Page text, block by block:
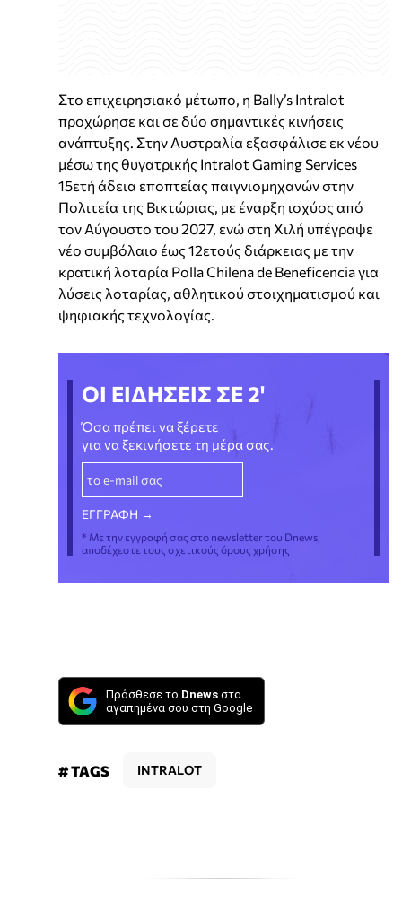
Στο επιχειρησιακό μέτωπο, η Bally’s Intralot
προχώρησε και σε δύο σημαντικές κινήσεις
ανάπτυξης. Στην Αυστραλία εξασφάλισε εκ νέου
μέσω της θυγατρικής Intralot Gaming Services
15ετή άδεια εποπτείας παιγνιομηχανών στην
Πολιτεία της Βικτώριας, με έναρξη ισχύος από
τον Αύγουστο του 2027, ενώ στη Χιλή υπέγραψε
νέο συμβόλαιο έως 12ετούς διάρκειας με την
κρατική λοταρία Polla Chilena de Beneficencia για
λύσεις λοταρίας, αθλητικού στοιχηματισμού και
ψηφιακής τεχνολογίας.
ΟΙ ΕΙΔΗΣΕΙΣ ΣΕ 2'
Όσα πρέπει να ξέρετε
για να ξεκινήσετε τη μέρα σας.
* Με την εγγραφή σας στο newsletter του Dnews,
αποδέχεστε τους σχετικούς όρους χρήσης
Πρόσθεσε το Dnews στα
αγαπημένα σου στη Google
# TAGS INTRALOT